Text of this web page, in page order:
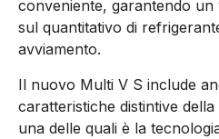
conveniente, garantendo un
sul quantitativo di
avviamento.
Il nuovo Multi V S include
caratteristiche distintive
una delle quali è la